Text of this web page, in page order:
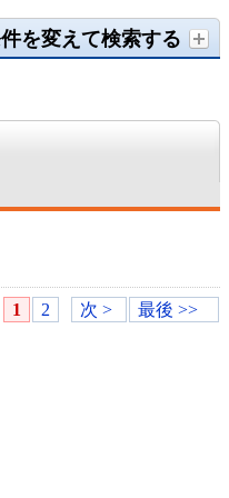
を変えて検索する
1 2 次 > 最後 >>